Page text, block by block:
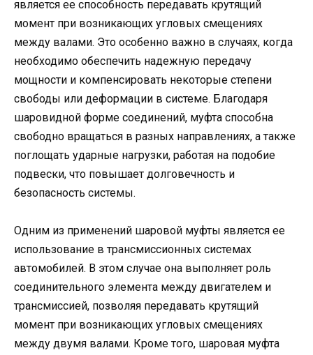
является ее способность передавать крутящий
момент при возникающих угловых смещениях
между валами. Это особенно важно в случаях, когда
необходимо обеспечить надежную передачу
мощности и компенсировать некоторые степени
свободы или деформации в системе. Благодаря
шаровидной форме соединений, муфта способна
свободно вращаться в разных направлениях, а также
поглощать ударные нагрузки, работая на подобие
подвески, что повышает долговечность и
безопасность системы.
Одним из применений шаровой муфты является ее
использование в трансмиссионных системах
автомобилей. В этом случае она выполняет роль
соединительного элемента между двигателем и
трансмиссией, позволяя передавать крутящий
момент при возникающих угловых смещениях
между двумя валами. Кроме того, шаровая муфта